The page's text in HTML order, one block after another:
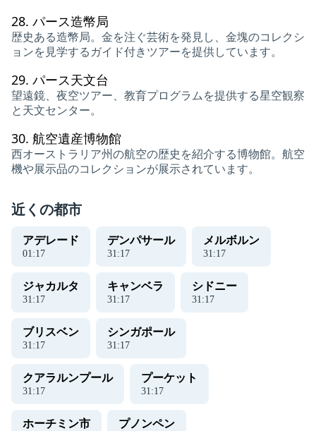
28. パース造幣局
歴史ある造幣局。金を注ぐ芸術を発見し、金塊のコレクシ
ョンを見学するガイド付きツアーを提供しています。
29. パース天文台
望遠鏡、夜空ツアー、教育プログラムを提供する星空観察
と天文センター。
30. 航空遺産博物館
西オーストラリア州の航空の歴史を紹介する博物館。航空
機や展示品のコレクションが展示されています。
近くの都市
アデレード
01:18
デンパサール
31:18
メルボルン
31:18
ジャカルタ
31:18
キャンベラ
31:18
シドニー
31:18
ブリスベン
31:18
シンガポール
31:18
クアラルンプール
31:18
プーケット
31:18
ホーチミン市 プノンペン